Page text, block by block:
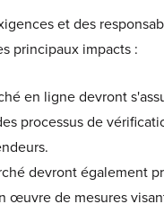
et des
principaux impacts :
en ligne devront
processus de
devront également
œuvre de mesures